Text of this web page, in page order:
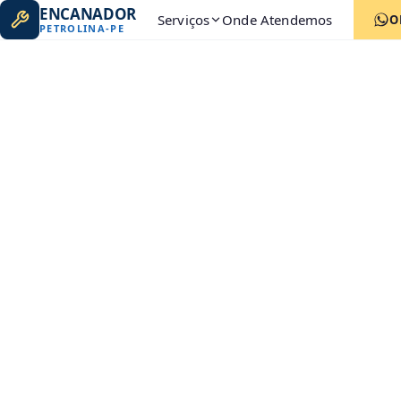
ENCANADOR
PETROLINA-PE Serviços Onde Atendemos